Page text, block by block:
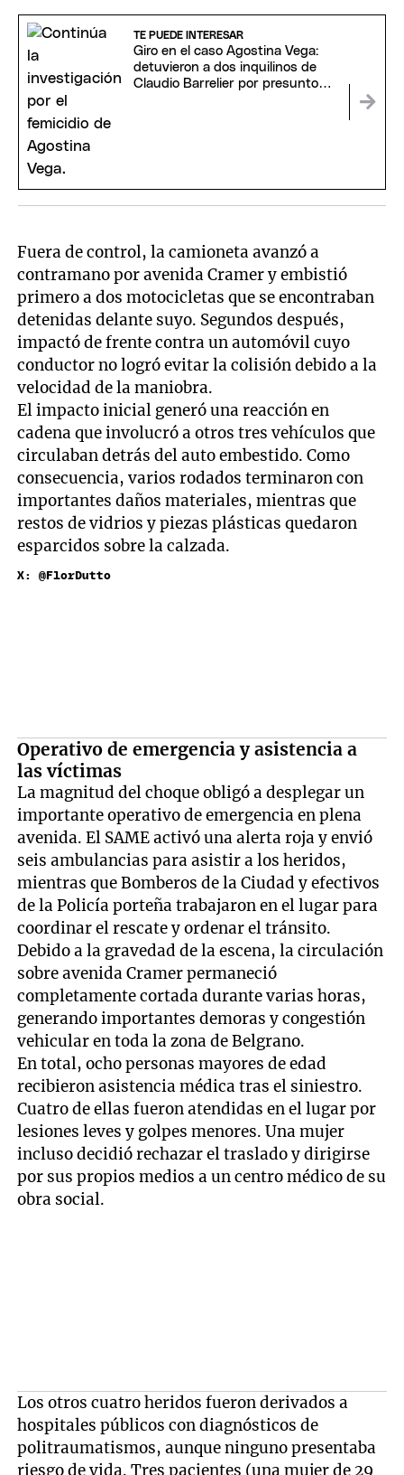
TE PUEDE INTERESAR
Giro en el caso Agostina Vega:
detuvieron a dos inquilinos de
Claudio Barrelier por presunto
Fuera de control, la camioneta avanzó a
contramano por avenida Cramer y embistió
primero a dos motocicletas que se encontraban
detenidas delante suyo. Segundos después,
impactó de frente contra un automóvil cuyo
conductor no logró evitar la colisión debido a la
velocidad de la maniobra.
El impacto inicial generó una reacción en
cadena que involucró a otros tres vehículos que
circulaban detrás del auto embestido. Como
consecuencia, varios rodados terminaron con
importantes daños materiales, mientras que
restos de vidrios y piezas plásticas quedaron
esparcidos sobre la calzada.
X: @FlorDutto
Operativo de emergencia y asistencia a
las víctimas
La magnitud del choque obligó a desplegar un
importante operativo de emergencia en plena
avenida. El SAME activó una alerta roja y envió
seis ambulancias para asistir a los heridos,
mientras que Bomberos de la Ciudad y efectivos
de la Policía porteña trabajaron en el lugar para
coordinar el rescate y ordenar el tránsito.
Debido a la gravedad de la escena, la circulación
sobre avenida Cramer permaneció
completamente cortada durante varias horas,
generando importantes demoras y congestión
vehicular en toda la zona de Belgrano.
En total, ocho personas mayores de edad
recibieron asistencia médica tras el siniestro.
Cuatro de ellas fueron atendidas en el lugar por
lesiones leves y golpes menores. Una mujer
incluso decidió rechazar el traslado y dirigirse
por sus propios medios a un centro médico de su
obra social.
Los otros cuatro heridos fueron derivados a
hospitales públicos con diagnósticos de
politraumatismos, aunque ninguno presentaba
riesgo de vida. Tres pacientes (una mujer de 29